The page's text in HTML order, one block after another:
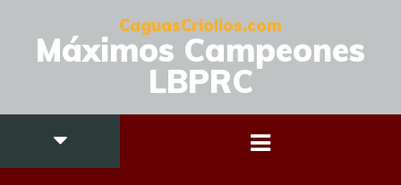
CaguasCriollos.com
Máximos Campeones
LBPRC